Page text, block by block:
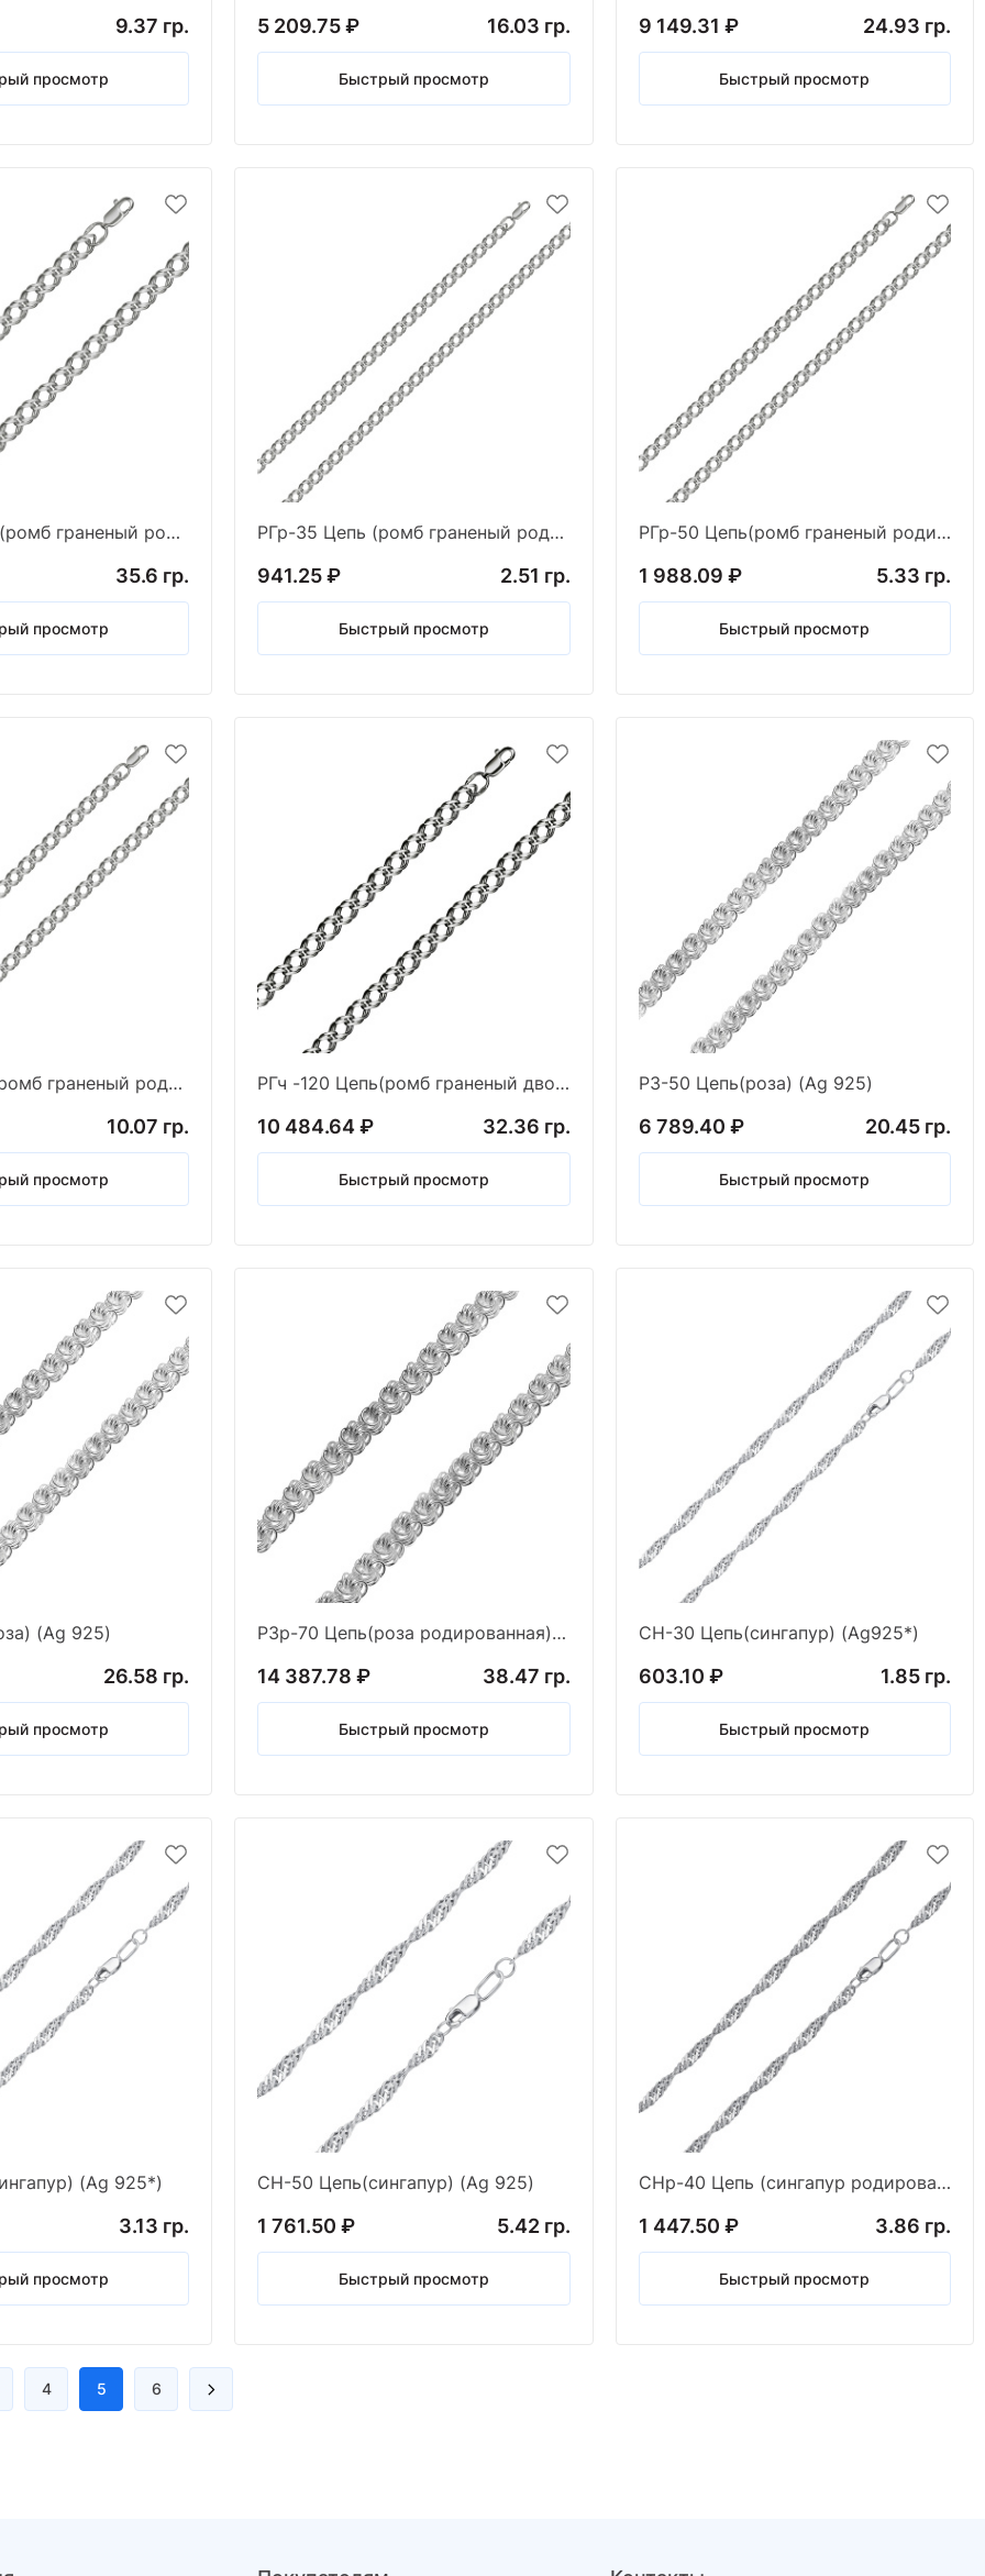
9.37 гр.
просмотр
5 209.75 ₽ 16.03 гр.
Быстрый просмотр
9 149.31 ₽ 24.93 гр.
Быстрый просмотр
РГр-120 Цепь (ромб граненый родированный) (Ag 925)
35.6 гр.
просмотр
РГр-35 Цепь (ромб граненый родированный) (Ag 925)
941.25 ₽ 2.51 гр.
Быстрый просмотр
РГр-50 Цепь(ромб граненый родированный) (Ag 925)
1 988.09 ₽ 5.33 гр.
Быстрый просмотр
РГр-70 Цепь (ромб граненый родированный) (Ag 925)
10.07 гр.
просмотр
РГч -120 Цепь(ромб граненый двойной черненый ) (Ag 925)
10 484.64 ₽ 32.36 гр.
Быстрый просмотр
РЗ-50 Цепь(роза) (Ag 925)
6 789.40 ₽ 20.45 гр.
Быстрый просмотр
(Ag 925)
26.58 гр.
просмотр
РЗр-70 Цепь(роза родированная) (Ag 925)
14 387.78 ₽ 38.47 гр.
Быстрый просмотр
СН-30 Цепь(сингапур) (Ag925*)
603.10 ₽ 1.85 гр.
Быстрый просмотр
(Ag 925*)
3.13 гр.
просмотр
СН-50 Цепь(сингапур) (Ag 925)
1 761.50 ₽ 5.42 гр.
Быстрый просмотр
СНр-40 Цепь (сингапур родированный) (Ag 925)
1 447.50 ₽ 3.86 гр.
Быстрый просмотр
4 5 6